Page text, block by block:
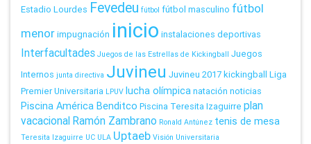
Estadio Lourdes Fevedeu fútbol fútbol masculino fútbol
menorimpugnación inicio instalaciones deportivas
Interfacultades Juegos de las Estrellas de Kickingball Juegos
Internos junta directiva Juvineu Juvineu 2017kickingball Liga
Premier Universitaria LPUV lucha olímpicanatación noticias
Piscina América Benditco Piscina Teresita Izaguirre plan
vacacional Ramón Zambrano Ronald Antúnez tenis de mesa
Teresita Izaguirre UC ULA Uptaeb Visión Universitaria